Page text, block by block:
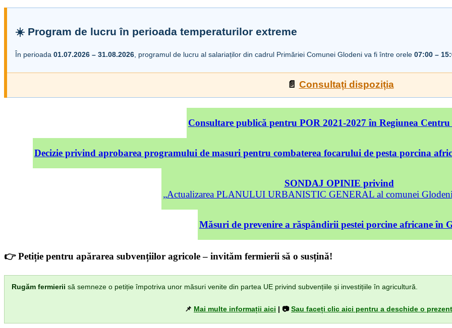
☀️ Program de lucru în perioada temperaturilor extreme
În perioada 01.07.2026 – 31.08.2026 , programul de lucru al salariaților din cadrul Primăriei Comunei Glodeni va fi între orele 07:00 –
📄 Consultați dispoziția
Consultare publică pentru POR 2021-2027 în Regiunea
Decizie privind aprobarea programului de masuri pentru combaterea focarului de pesta porcina
SONDAJ OPINIE privind
„Actualizarea PLANULUI URBANISTIC GENERAL al comunei
Măsuri de prevenire a răspândirii pestei porcine africane în
👉 Petiție pentru apărarea subvențiilor agricole – invităm fermierii să o susțină!
Rugăm fermierii să semneze o petiție împotriva unor măsuri venite din partea UE privind subvențiile și investițiile în agricultură.
📌 Mai multe informații aici | 📷Sau faceți clic aici pentru a deschide o